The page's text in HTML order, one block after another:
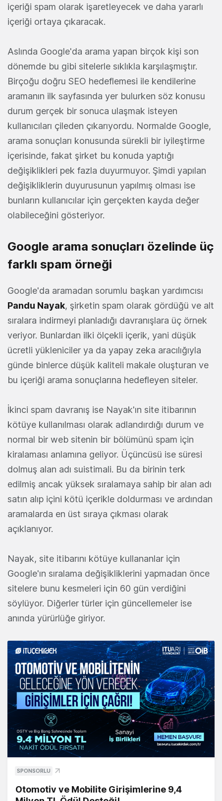
içeriği spam olarak işaretleyecek ve daha yararlı
içeriği ortaya çıkaracak.
Aslında Google'da arama yapan birçok kişi son
dönemde bu gibi sitelerle sıklıkla karşılaşmıştır.
Birçoğu doğru SEO hedeflemesi ile kendilerine
aramanın ilk sayfasında yer bulurken söz konusu
durum gerçek bir sonuca ulaşmak isteyen
kullanıcıları çileden çıkarıyordu. Normalde Google,
arama sonuçları konusunda sürekli bir iyileştirme
içerisinde, fakat şirket bu konuda yaptığı
değişiklikleri pek fazla duyurmuyor. Şimdi yapılan
değişikliklerin duyurusunun yapılmış olması ise
bunların kullanıcılar için gerçekten kayda değer
olabileceğini gösteriyor.
Google arama sonuçları özelinde üç
farklı spam örneği
Google'da aramadan sorumlu başkan yardımcısı
Pandu Nayak, şirketin spam olarak gördüğü ve alt
sıralara indirmeyi planladığı davranışlara üç örnek
veriyor. Bunlardan ilki ölçekli içerik, yani düşük
ücretli yükleniciler ya da yapay zeka aracılığıyla
günde binlerce düşük kaliteli makale oluşturan ve
bu içeriği arama sonuçlarına hedefleyen siteler.
İkinci spam davranış ise Nayak'ın site itibarının
kötüye kullanılması olarak adlandırdığı durum ve
normal bir web sitenin bir bölümünü spam için
kiralaması anlamına geliyor. Üçüncüsü ise süresi
dolmuş alan adı suistimali. Bu da birinin terk
edilmiş ancak yüksek sıralamaya sahip bir alan adı
satın alıp içini kötü içerikle doldurması ve ardından
aramalarda en üst sıraya çıkması olarak
açıklanıyor.
Nayak, site itibarını kötüye kullananlar için
Google'ın sıralama değişikliklerini yapmadan önce
sitelere bunu kesmeleri için 60 gün verdiğini
söylüyor. Diğerler türler için güncellemeler ise
anında yürürlüğe giriyor.
SPONSORLU
Otomotiv ve Mobilite Girişimlerine 9,4